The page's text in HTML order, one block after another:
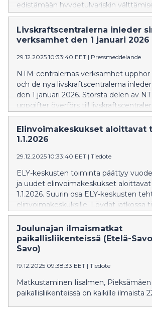
edistämään hyydetulvariskin
kovan pakkasjakson aikana
säännösteltyjen järvien juoksutuksia
Livskraftscentralerna inleder
verksamhet den 1 januari 2026
29.12.2025 10:33:40 EET | Pressmeddelande
NTM-centralernas verksamhet
och de nya livskraftscentralerna
den 1 januari 2026. Största delen av
uppgifter överförs till
fortsättningen hittar du information
livskraftscentralerna på adressen
www.elinvoimakeskus.fi.
Elinvoimakeskukset aloittavat
1.1.2026
29.12.2025 10:33:40 EET | Tiedote
ELY-keskusten toiminta päättyy
ja uudet elinvoimakeskukset
1.1.2026. Suurin osa ELY-keskusten
elinvoimakeskuksille. Löydät jatkossa
elinvoimakeskuksista osoitteesta
www.elinvoimakeskus.fi.
Joulunajan ilmaismatkat
paikallisliikenteissä (Etelä-
Savo)
19.12.2025 09:38:33 EET | Tiedote
Matkustaminen Iisalmen, Pieksämäen
paikallisliikenteissä on kaikille ilmaista